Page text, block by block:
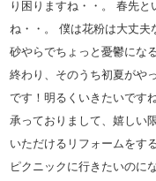
り困りますね・・。
春先と
ね・・。
僕は花粉は大丈夫
砂やらでちょっと憂鬱にな
終わり、そのうち初夏がや
です！明るくいきたいです
承っておりまして、嬉しい
いただけるリフォームをす
ピクニックに行きたいのに